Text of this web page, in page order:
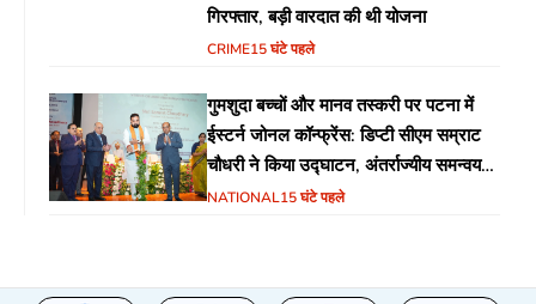
गिरफ्तार, बड़ी वारदात की थी योजना
CRIME15 घंटे पहले
गुमशुदा बच्चों और मानव तस्करी पर पटना में
ईस्टर्न जोनल कॉन्फ्रेंस: डिप्टी सीएम सम्राट
चौधरी ने किया उद्घाटन, अंतर्राज्यीय समन्वय
पर जोर
NATIONAL15 घंटे पहले